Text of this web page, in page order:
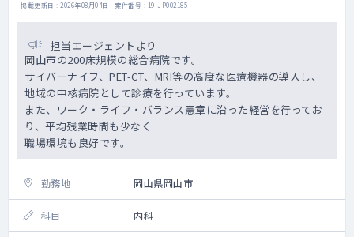
掲載更新日 : 2026年08月04日 案件番号 : 19-JP002185
担当エージェントより
岡山市の200床規模の総合病院です。
サイバーナイフ、PET-CT、MRI等の高度な医療機器の導入し、
地域の中核病院として診療を行っています。
また、ワーク・ライフ・バランス憲章に沿った経営を行ってお
り、平均残業時間も少なく
職場環境も良好です。
勤務地 岡山県岡山市
科目 内科